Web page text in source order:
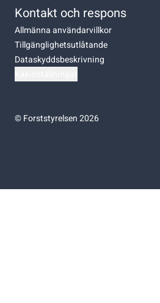
Kontakt och respons
Allmänna användarvillkor
Tillgänglighetsutlåtande
Dataskyddsbeskrivning
©Forststyrelsen 2026